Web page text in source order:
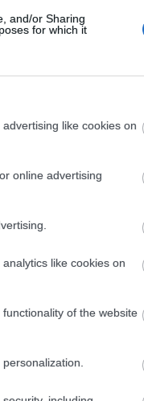
and/or Sharing
for which it
like cookies on
online advertising
like cookies on
of the website
a
bajnoki
és